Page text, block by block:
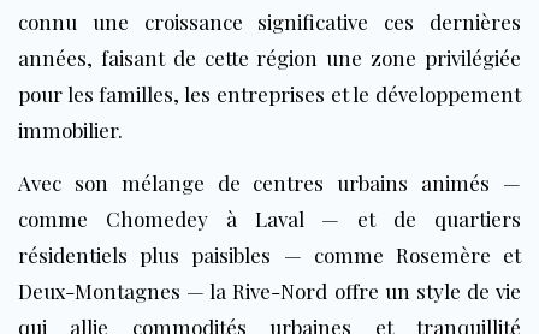
connu une croissance significative ces dernières
années, faisant de cette région une zone privilégiée
pour les familles, les entreprises et le développement
immobilier.
Avec son mélange de centres urbains animés —
comme Chomedey à Laval — et de quartiers
résidentiels plus paisibles — comme Rosemère et
Deux-Montagnes — la Rive-Nord offre un style de vie
qui allie commodités urbaines et tranquillité